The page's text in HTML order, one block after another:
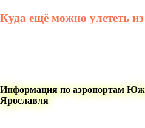
Куда ещё можно улететь
Информация по аэропортам
Ярославля